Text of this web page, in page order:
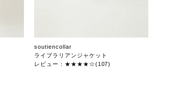
soutiencollar
ライブラリアンジャケット
レビュー：★★★★☆(107)